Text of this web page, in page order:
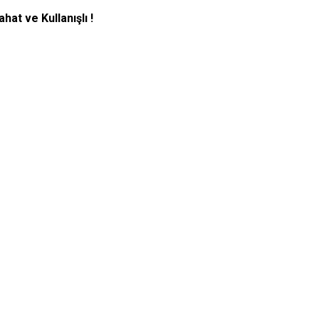
ve Kullanışlı !